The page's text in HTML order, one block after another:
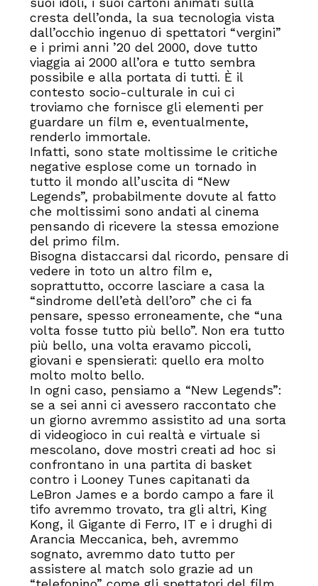
cresta dell’onda, la sua tecnologia vista
dall’occhio ingenuo di spettatori “vergini”
e i primi anni ’20 del 2000, dove tutto
viaggia ai 2000 all’ora e tutto sembra
possibile e alla portata di tutti. È il
contesto socio-culturale in cui ci
troviamo che fornisce gli elementi per
guardare un film e, eventualmente,
renderlo immortale.
Infatti, sono state moltissime le critiche
negative esplose come un tornado in
tutto il mondo all’uscita di “New
Legends”, probabilmente dovute al fatto
che moltissimi sono andati al cinema
pensando di ricevere la stessa emozione
del primo film.
Bisogna distaccarsi dal ricordo, pensare di
vedere in toto un altro film e,
soprattutto, occorre lasciare a casa la
“sindrome dell’età dell’oro” che ci fa
pensare, spesso erroneamente, che “una
volta fosse tutto più bello”. Non era tutto
più bello, una volta eravamo piccoli,
giovani e spensierati: quello era molto
molto molto bello.
In ogni caso, pensiamo a “New Legends”:
se a sei anni ci avessero raccontato che
un giorno avremmo assistito ad una sorta
di videogioco in cui realtà e virtuale si
mescolano, dove mostri creati ad hoc si
confrontano in una partita di basket
contro i Looney Tunes capitanati da
LeBron James e a bordo campo a fare il
tifo avremmo trovato, tra gli altri, King
Kong, il Gigante di Ferro, IT e i drughi di
Arancia Meccanica, beh, avremmo
sognato, avremmo dato tutto per
assistere al match solo grazie ad un